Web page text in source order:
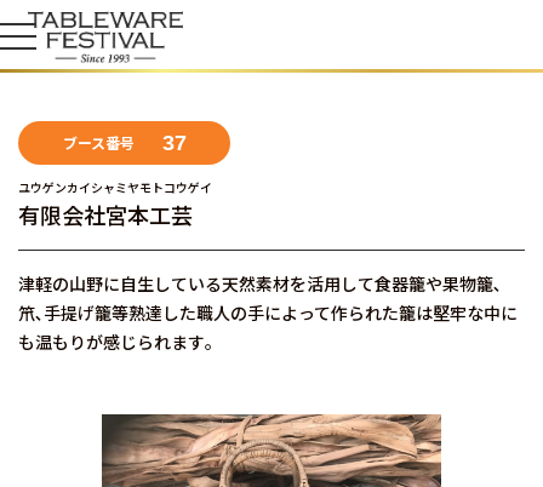
ブース番号 37
ユウゲンカイシャミヤモトコウゲイ
有限会社宮本工芸
津軽の山野に自生している天然素材を活用して食器籠や果物籠､
笊､手提げ籠等熟達した職人の手によって作られた籠は堅牢な中に
も温もりが感じられます｡